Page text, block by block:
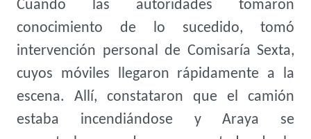
Cuando las autoridades tomaron
conocimiento de lo sucedido, tomó
intervención personal de Comisaría Sexta,
cuyos móviles llegaron rápidamente a la
escena. Allí, constataron que el camión
estaba incendiándose y Araya se